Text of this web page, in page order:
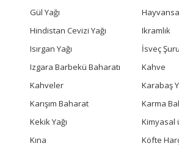
Gül Yağı
Hindistan Cevizi Yağı
Ikramlık
Isırgan Yağı
İsveç
Izgara Barbekü Baharatı
Kahve
Kahveler
Karabaş
Karışım Baharat
Karma
Kekik Yağı
Kimyasal
Kına
Köfte